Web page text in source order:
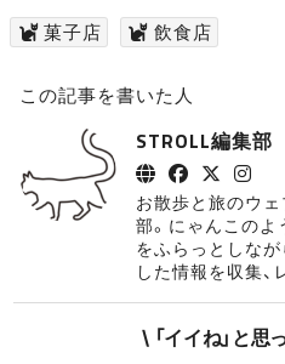
菓子店 飲食店
この記事を書いた人
STROLL編集部
お散歩と旅のウェ
部。にゃんこの
をふらっとしなが
した情報を収集、
\ 「イイね」と思